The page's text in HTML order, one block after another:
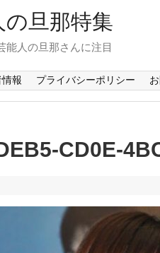
の旦那特集
能人の旦那さんに注目
報 プライバシーポリシー
CD0E-